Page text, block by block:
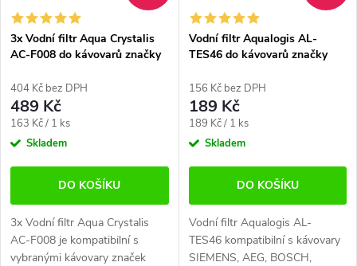
3x Vodní filtr Aqua Crystalis
AC-F008 do kávovarů značky
Nivona
404 Kč bez DPH
489 Kč
Měrná
cena:
163 Kč / 1 ks
Skladem
DO KOŠÍKU
3x Vodní filtr Aqua Crystalis
AC-F008 je kompatibilní s
vybranými kávovary značek
Vodní filtr Aqualogis AL-
TES46 do kávovarů značky
Nivona
156 Kč bez DPH
189 Kč
Měrná
cena:
189 Kč / 1 ks
Skladem
DO KOŠÍKU
Vodní filtr Aqualogis AL-
TES46 kompatibilní s kávovary
SIEMENS, AEG, BOSCH,